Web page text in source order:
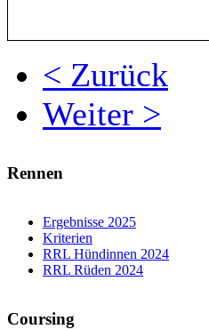
< Zurück
Weiter >
Rennen
Ergebnisse 2025
Kriterien
RRL Hündinnen 2024
RRL Rüden 2024
Coursing